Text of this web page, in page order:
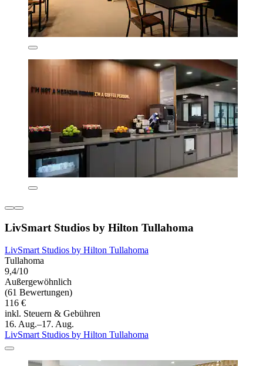
LivSmart Studios by Hilton Tullahoma
LivSmart Studios by Hilton Tullahoma
Tullahoma
9,4/10
Außergewöhnlich
(61 Bewertungen)
116 €
inkl. Steuern & Gebühren
16. Aug.–17. Aug.
LivSmart Studios by Hilton Tullahoma